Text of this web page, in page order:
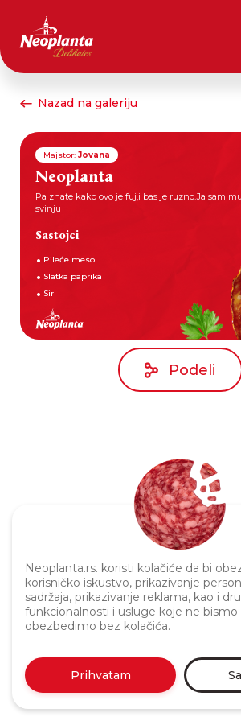
Neoplanta.rs. koristi kolačiće da bi
korisničko iskustvo, prikazivanje
sadržaja, prikazivanje reklama, kao i
funkcionalnosti i usluge koje ne
obezbedimo bez kolačića.
Prihvatam
Nazad na galeriju
Majstor: Jovana
Neoplanta
Pa znate kako ovo je fuj,i bas je ruzno.Ja sam
svinju
Sastojci
Pileće meso
Slatka paprika
Sir
Podeli